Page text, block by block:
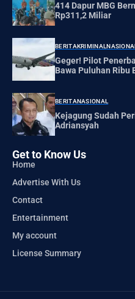
414 Dapur MBG
Rp311,2 Miliar
BERITAKRIMINAL
Geger! Pilot
Bawa Puluhan Ribu
BERITANASIONAL
Kejagung Sudah
Adriansyah
Get to Know Us
Home
Advertise With Us
Contact
Entertainment
My account
License Summary